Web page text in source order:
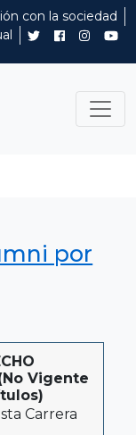
con la sociedad
por
Vigente
Carrera